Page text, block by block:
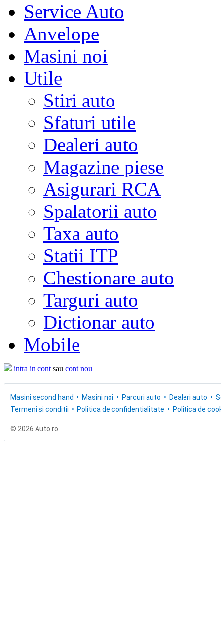
Service Auto
Anvelope
Masini noi
Utile
Stiri auto
Sfaturi utile
Dealeri auto
Magazine piese
Asigurari RCA
Spalatorii auto
Taxa auto
Statii ITP
Chestionare auto
Targuri auto
Dictionar auto
Mobile
intra in cont sau cont nou
Masini second hand Masini noi Parcuri auto Dealeri auto
Termeni si conditii
Politica de confidentialitate Politica de
© 2026 Auto.ro